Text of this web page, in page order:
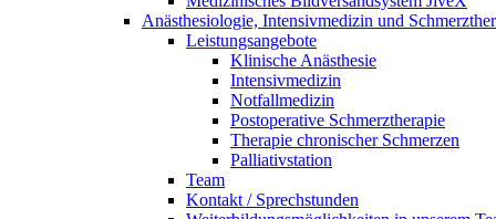
Anästhesiologie, Intensivmedizin und
Leistungsangebote
Klinische Anästhesie
Intensivmedizin
Notfallmedizin
Postoperative Schmerztherapie
Therapie chronischer Schmerzen
Palliativstation
Team
Kontakt / Sprechstunden